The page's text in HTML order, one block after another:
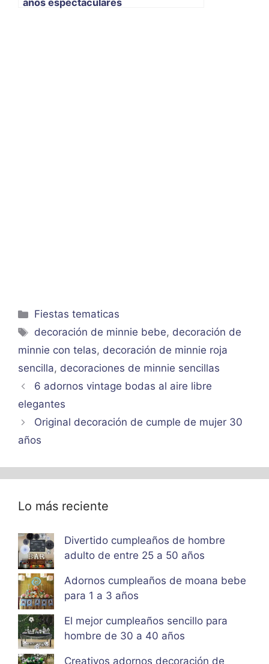
años espectaculares
Categorías
Fiestas tematicas
Etiquetas
decoración de minnie bebe, decoración de
minnie con telas, decoración de minnie roja
sencilla, decoraciones de minnie sencillas
6 adornos vintage bodas al aire libre
elegantes
Original decoración de cumple de mujer 30
años
Lo más reciente
Divertido cumpleaños de hombre
adulto de entre 25 a 50 años
Adornos cumpleaños de moana bebe
para 1 a 3 años
El mejor cumpleaños sencillo para
hombre de 30 a 40 años
Creativos adornos decoración de